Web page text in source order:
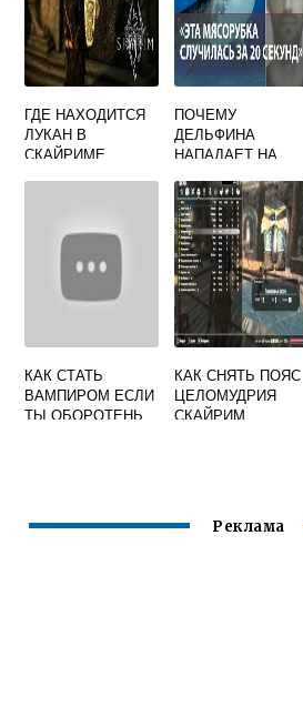
ГДЕ НАХОДИТСЯ
ЛУКАН В
СКАЙРИМЕ
ПОЧЕМУ
ДЕЛЬФИНА
НАПАДАЕТ НА
КАК СТАТЬ
ВАМПИРОМ ЕСЛИ
ТЫ ОБОРОТЕНЬ
КАК СНЯТЬ ПОЯС
ЦЕЛОМУДРИЯ
СКАЙРИМ
Реклама